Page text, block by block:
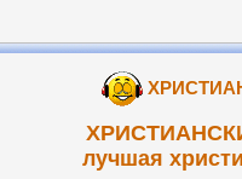
лучшая